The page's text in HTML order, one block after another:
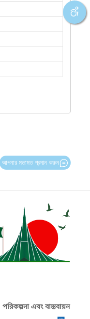
আপনার মতামত প্রদান করুন
পরিকল্পনা এবং বাস্তবায়ন